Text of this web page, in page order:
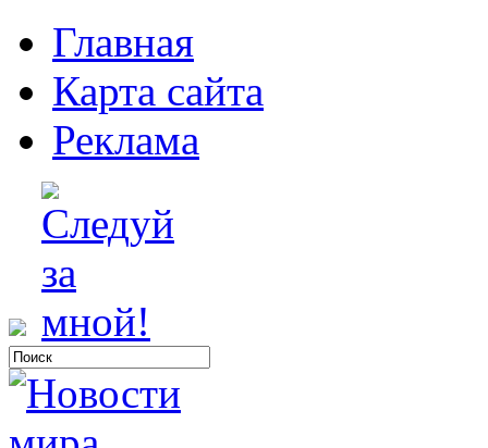
Главная
Карта сайта
Реклама